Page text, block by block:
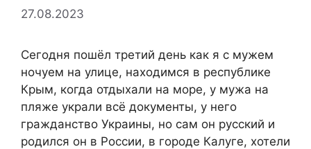
27.08.2023
Сегодня пошёл третий день как я с мужем
ночуем на улице, находимся в республике
Крым, когда отдыхали на море, у мужа на
пляже украли всё документы, у него
гражданство Украины, но сам он русский и
родился он в России, в городе Калуге, хотели